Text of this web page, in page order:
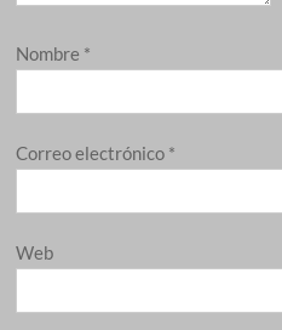
Nombre *
Correo electrónico *
Web